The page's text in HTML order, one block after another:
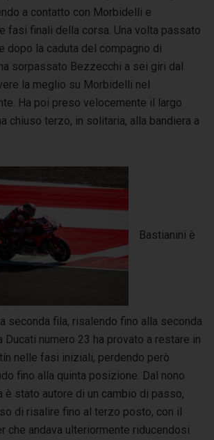
a contatto con Morbidelli e
fasi finali della corsa. Una volta passato
dopo la caduta del compagno di
sorpassato Bezzecchi a sei giri dal
la meglio su Morbidelli nel
Ha poi preso velocemente il largo
chiuso terzo, in solitaria, alla bandiera a
Bastianini è
seconda fila, risalendo fino alla seconda
numero 23 ha provato a restare in
nelle fasi iniziali, perdendo però
fino alla quinta posizione. Dal nono
è stato autore di un cambio di passo,
di risalire fino al terzo posto, con il
che andava ulteriormente riducendosi